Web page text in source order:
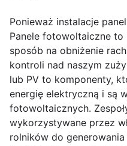
Ponieważ instalacje
Panele fotowoltaiczne
sposób na obniżenie
kontroli nad naszym
lub PV to komponenty,
energię elektryczną i są
fotowoltaicznych.
wykorzystywane przez
rolników do generowania